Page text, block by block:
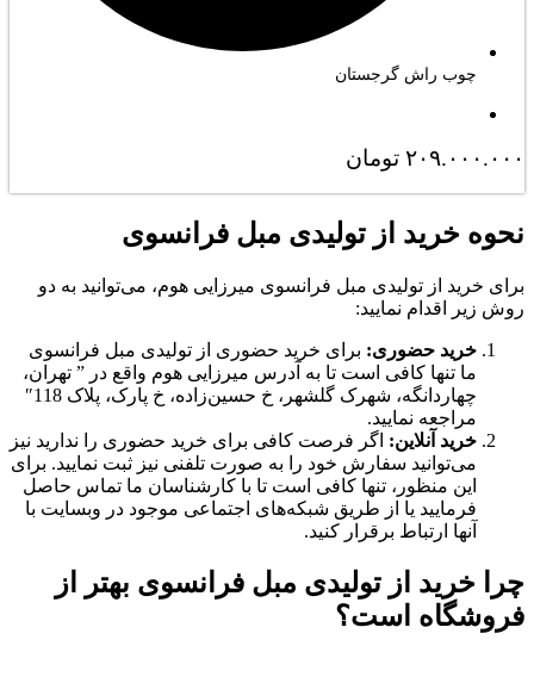
چوب راش گرجستان
۲۰۹.۰۰۰.۰۰۰ تومان
نحوه خرید از تولیدی مبل فرانسوی
برای خرید از تولیدی مبل فرانسوی میرزایی هوم، می‌توانید به دو
روش زیر اقدام نمایید:
خرید حضوری: برای خرید حضوری از تولیدی مبل فرانسوی
ما تنها کافی است تا به آدرس میرزایی هوم واقع در ” تهران،
چهاردانگه، شهرک گلشهر، خ حسین‌زاده، خ پارک، پلاک 118″
مراجعه نمایید.
خرید آنلاین: اگر فرصت کافی برای خرید حضوری را ندارید نیز
می‌توانید سفارش خود را به صورت تلفنی نیز ثبت نمایید. برای
این منظور، تنها کافی است تا با کارشناسان ما تماس حاصل
فرمایید یا از طریق شبکه‌های اجتماعی موجود در وبسایت با
آنها ارتباط برقرار کنید.
چرا خرید از تولیدی مبل فرانسوی بهتر از
فروشگاه است؟